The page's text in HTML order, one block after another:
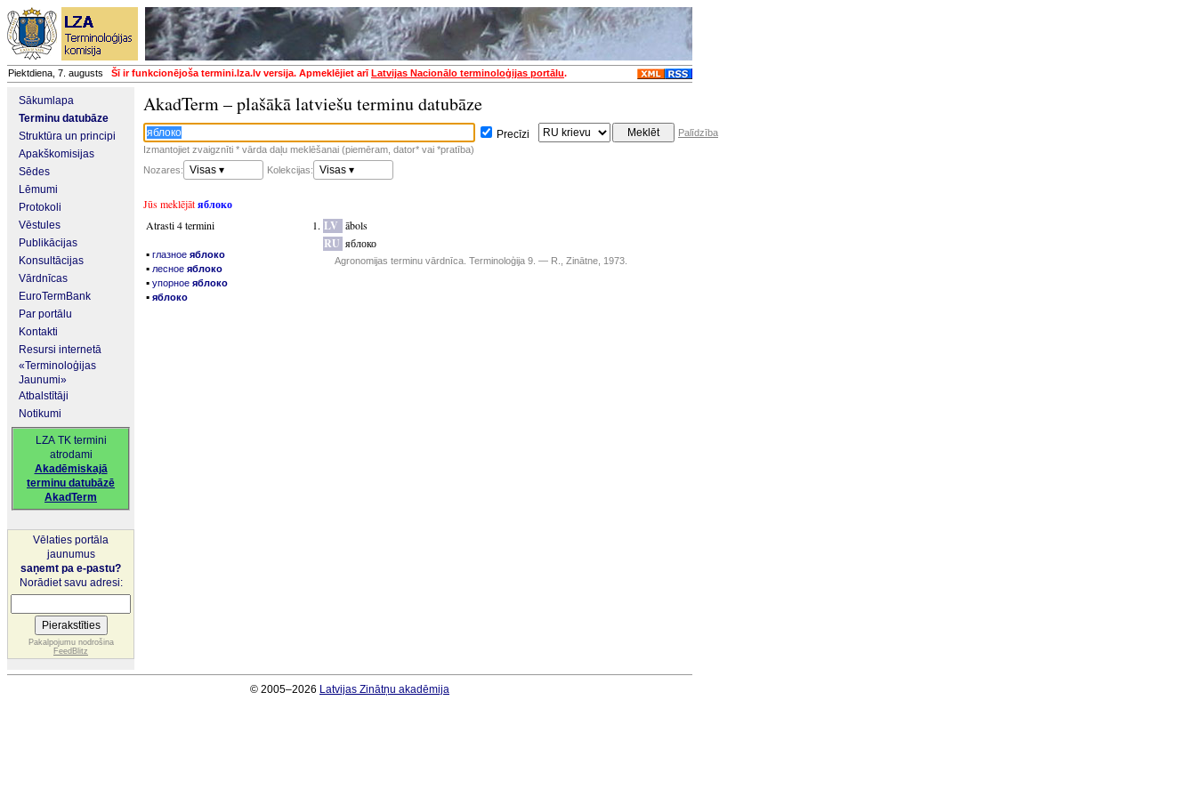
Piektdiena, 7. augusts Šī ir funkcionējoša termini.lza.lv versija. Apmeklējiet arīLatvijas Nacionālo terminoloģijas portālu.
Sākumlapa
Terminu datubāze
Struktūra un principi
Apakškomisijas
Sēdes
Lēmumi
Protokoli
Vēstules
Publikācijas
Konsultācijas
Vārdnīcas
EuroTermBank
Par portālu
Kontakti
Resursi internetā
«Terminoloģijas
Jaunumi»
Atbalstītāji
Notikumi
LZA TK termini
atrodami
Akadēmiskajā
terminu datubāzē
AkadTerm
Vēlaties portāla
jaunumus
saņemt pa e-pastu?
Norādiet savu adresi:
Pakalpojumu nodrošina
FeedBlitz
AkadTerm – plašākā latviešu terminu datubāze
Precīzi
Palīdzība
Izmantojiet zvaigznīti * vārda daļu meklēšanai (piemēram, dator* vai *pratība)
Nozares:
Visas ▾ Kolekcijas: Visas ▾
Jūs meklējātяблоко
Atrasti 4 termini
▪ глазное яблоко
▪ лесное яблоко
▪ упорное яблоко
▪ яблоко
LV ābols
RU яблоко
Agronomijas terminu vārdnīca. Terminoloģija 9. — R., Zinātne, 1973.
© 2005–2026 Latvijas Zinātņu akadēmija